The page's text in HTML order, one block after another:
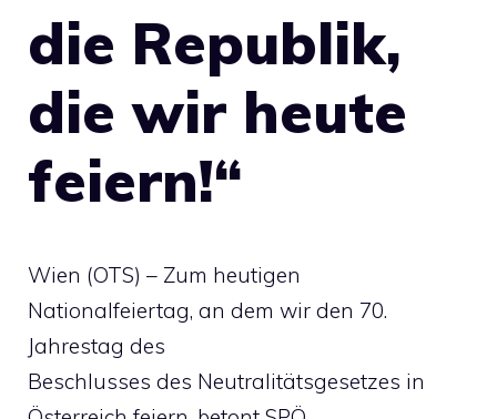
die Republik,
die wir heute
feiern!“
Wien (OTS) – Zum heutigen
Nationalfeiertag, an dem wir den 70.
Jahrestag des
Beschlusses des Neutralitätsgesetzes in